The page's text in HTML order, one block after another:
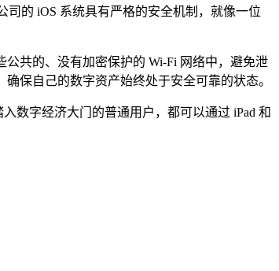
的 iOS 系统具有严格的安全机制，就像一位
共的、没有加密保护的 Wi-Fi 网络中，避免泄
保自己的数字资产始终处于安全可靠的状态。
数字经济大门的普通用户，都可以通过 iPad 和